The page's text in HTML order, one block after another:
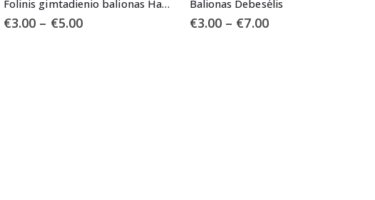
Folinis gimtadienio balionas Happy Birthday
€3.00 – €5.00
Balionas Debesėlis
€3.00 – €7.00